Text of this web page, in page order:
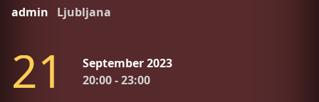
admin Ljubljana
21
September 2023
20:00 - 23:00